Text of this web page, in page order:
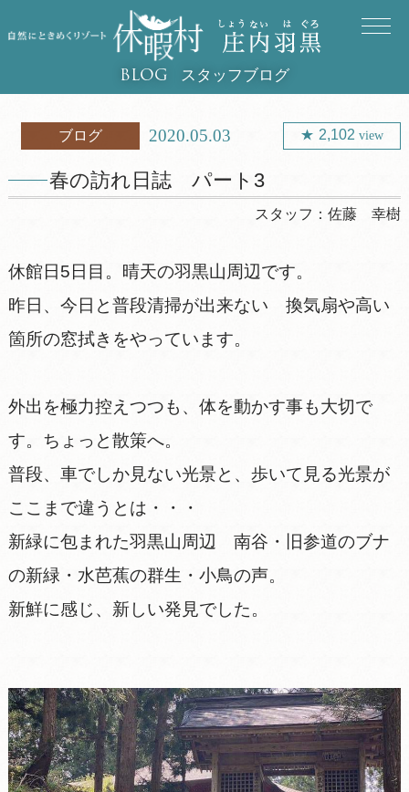
BLOG スタッフブログ
ブログ 2020.05.03 2,102view
春の訪れ日誌 パート3
スタッフ：佐藤 幸樹
休館日5日目。晴天の羽黒山周辺です。
昨日、今日と普段清掃が出来ない 換気扇や高い
箇所の窓拭きをやっています。
外出を極力控えつつも、体を動かす事も大切で
す。ちょっと散策へ。
普段、車でしか見ない光景と、歩いて見る光景が
ここまで違うとは・・・
新緑に包まれた羽黒山周辺 南谷・旧参道のブナ
の新緑・水芭蕉の群生・小鳥の声。
新鮮に感じ、新しい発見でした。